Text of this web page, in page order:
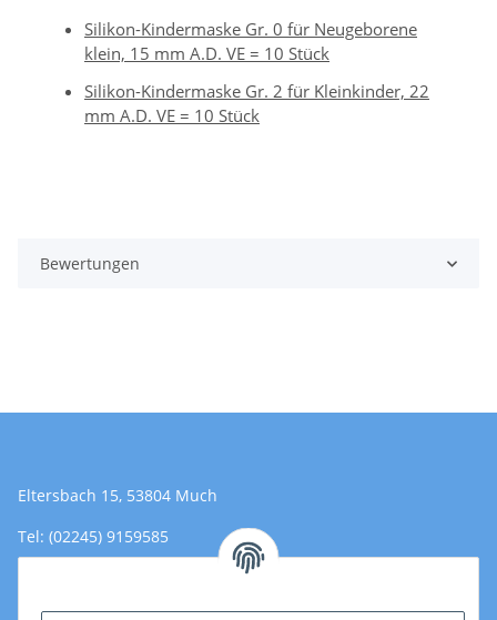
Silikon-Kindermaske Gr. 0 für Neugeborene
klein, 15 mm A.D. VE = 10 Stück
Silikon-Kindermaske Gr. 2 für Kleinkinder, 22
mm A.D. VE = 10 Stück
Bewertungen
Eltersbach 15, 53804 Much
Tel: (02245) 9159585
Email: Kontakt@toromedical.de